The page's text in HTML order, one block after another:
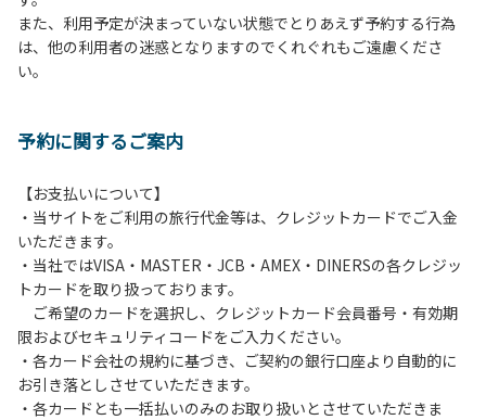
５、チェックアウトは、午前10時まで（日帰り使用の場合は
午後5時まで）です。チェックインの手続きを行っていない
方や使用人数が増えた場合は、必ず手続きを行ってくださ
ら午前10時までの間にゴミステーションに出してください。
は、お持ち帰りをお願いします。
【禁止事項】
カラオケ、発電機、地面での直火による焚き火、キャンプフ
ァイヤー、打ち上げ式花火、テントサウナの設置
【注意事項】
当キャンプ場のそばを流れる歴舟川は、上流で雨が降ると短
時間で増水し、川原で遊んでいると大変危険な状態になりや
すく、過去にも増水により人が流される事故が数件起きてい
また、利用予定が決まっていない状態でとりあえず予約する行為
は、他の利用者の迷惑となりますのでくれぐれもご遠慮くださ
い。
予約に関するご案内
【お支払いについて】
・当サイトをご利用の旅行代金等は、クレジットカードでご入金
いただきます。
・当社ではVISA・MASTER・JCB・AMEX・DINERSの各クレジッ
トカードを取り扱っております。
ご希望のカードを選択し、クレジットカード会員番号・有効期
限およびセキュリティコードをご入力ください。
・各カード会社の規約に基づき、ご契約の銀行口座より自動的に
お引き落としさせていただきます。
・各カードとも一括払いのみのお取り扱いとさせていただきま